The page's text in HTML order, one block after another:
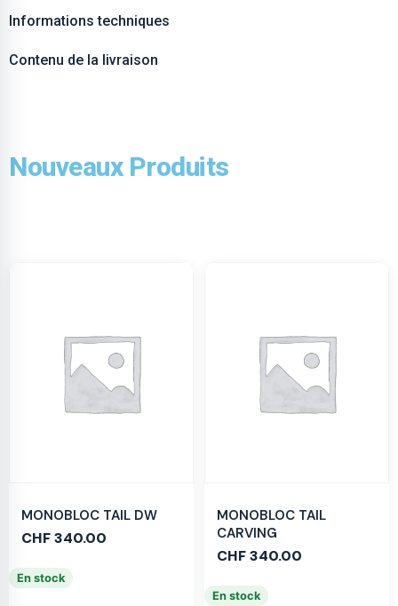
Informations techniques
Contenu de la livraison
Nouveaux Produits
MONOBLOC TAIL DW
CHF340.00
En stock
MONOBLOC TAIL
CARVING
CHF340.00
En stock